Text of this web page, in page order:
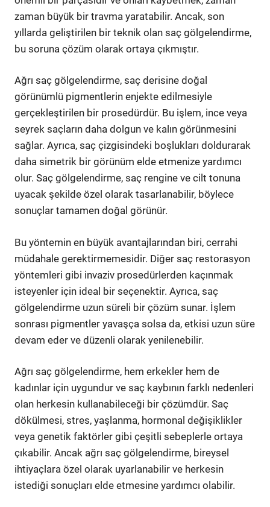
zaman büyük bir travma yaratabilir. Ancak, son
yıllarda geliştirilen bir teknik olan saç gölgelendirme,
bu soruna çözüm olarak ortaya çıkmıştır.
Ağrı saç gölgelendirme, saç derisine doğal
görünümlü pigmentlerin enjekte edilmesiyle
gerçekleştirilen bir prosedürdür. Bu işlem, ince veya
seyrek saçların daha dolgun ve kalın görünmesini
sağlar. Ayrıca, saç çizgisindeki boşlukları doldurarak
daha simetrik bir görünüm elde etmenize yardımcı
olur. Saç gölgelendirme, saç rengine ve cilt tonuna
uyacak şekilde özel olarak tasarlanabilir, böylece
sonuçlar tamamen doğal görünür.
Bu yöntemin en büyük avantajlarından biri, cerrahi
müdahale gerektirmemesidir. Diğer saç restorasyon
yöntemleri gibi invaziv prosedürlerden kaçınmak
isteyenler için ideal bir seçenektir. Ayrıca, saç
gölgelendirme uzun süreli bir çözüm sunar. İşlem
sonrası pigmentler yavaşça solsa da, etkisi uzun süre
devam eder ve düzenli olarak yenilenebilir.
Ağrı saç gölgelendirme, hem erkekler hem de
kadınlar için uygundur ve saç kaybının farklı nedenleri
olan herkesin kullanabileceği bir çözümdür. Saç
dökülmesi, stres, yaşlanma, hormonal değişiklikler
veya genetik faktörler gibi çeşitli sebeplerle ortaya
çıkabilir. Ancak ağrı saç gölgelendirme, bireysel
ihtiyaçlara özel olarak uyarlanabilir ve herkesin
istediği sonuçları elde etmesine yardımcı olabilir.